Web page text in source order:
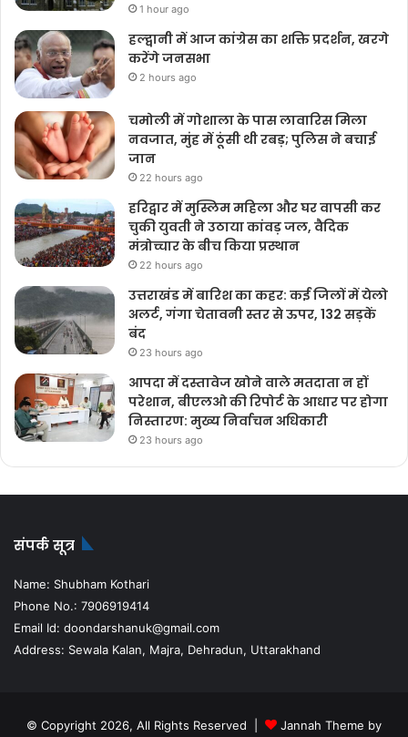
1 hour ago
हल्द्वानी में आज कांग्रेस का शक्ति प्रदर्शन, खरगे
करेंगे जनसभा
2 hours ago
चमोली में गोशाला के पास लावारिस मिला
नवजात, मुंह में ठूंसी थी रबड़; पुलिस ने बचाई
जान
22 hours ago
हरिद्वार में मुस्लिम महिला और घर वापसी कर
चुकी युवती ने उठाया कांवड़ जल, वैदिक
मंत्रोच्चार के बीच किया प्रस्थान
22 hours ago
उत्तराखंड में बारिश का कहर: कई जिलों में येलो
अलर्ट, गंगा चेतावनी स्तर से ऊपर, 132 सड़कें
बंद
23 hours ago
आपदा में दस्तावेज खोने वाले मतदाता न हों
परेशान, बीएलओ की रिपोर्ट के आधार पर होगा
निस्तारण: मुख्य निर्वाचन अधिकारी
23 hours ago
संपर्क सूत्र
Name: Shubham Kothari
Phone No.: 7906919414
Email Id: doondarshanuk@gmail.com
Address: Sewala Kalan, Majra, Dehradun, Uttarakhand
© Copyright 2026, All Rights Reserved | Jannah Theme by